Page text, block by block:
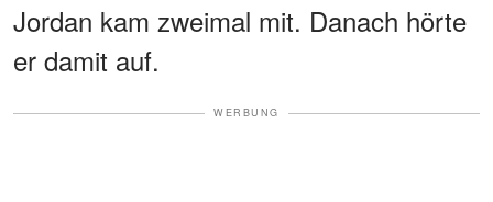
Jordan kam zweimal mit. Danach hörte
er damit auf.
WERBUNG